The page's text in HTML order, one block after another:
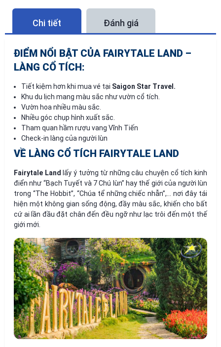
Chi tiết Đánh giá
ĐIỂM NỔI BẬT CỦA FAIRYTALE LAND –
LÀNG CỔ TÍCH:
Tiết kiệm hơn khi mua vé tại Saigon Star Travel.
Khu du lịch mang màu sắc như vườn cổ tích.
Vườn hoa nhiều màu sắc.
Nhiều góc chụp hình xuất sắc.
Tham quan hầm rượu vang Vĩnh Tiến
Check-in làng của người lùn
VỀ LÀNG CỔ TÍCH FAIRYTALE LAND
Fairytale Land lấy ý tưởng từ những câu chuyện cổ tích kinh
điển như “Bạch Tuyết và 7 Chú lùn” hay thế giới của người lùn
trong “The Hobbit”, “Chúa tể những chiếc nhẫn”,… nơi đây tái
hiện một không gian sống động, đầy màu sắc, khiến cho bất
cứ ai lần đầu đặt chân đến đều ngỡ như lạc trôi đến một thế
giới mới.